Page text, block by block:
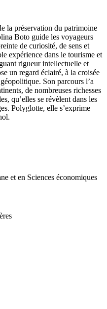
la préservation du patrimoine
Boto guide les voyageurs
de curiosité, de sens et
expérience dans le tourisme et
rigueur intellectuelle et
un regard éclairé, à la croisée
Son parcours l’a
de nombreuses richesses
qu’elles se révèlent dans les
Polyglotte, elle s’exprime
et en Sciences économiques